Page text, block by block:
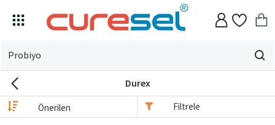
Evin
için
arıyorsun?
Durex
Filtrele